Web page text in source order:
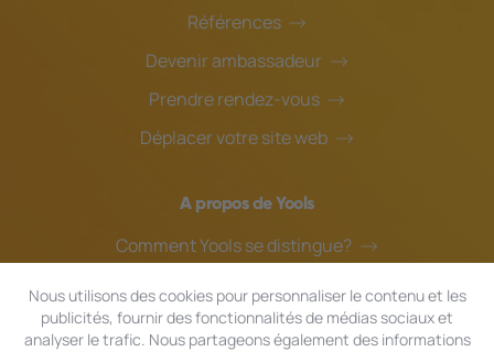
Références
Devenir ambassadeur
Prendre rendez-vous
Déplacer votre site web
A propos de Yools
Comment Yools se distingue?
Blog
Nous utilisons des cookies pour personnaliser le contenu et les
publicités, fournir des fonctionnalités de médias sociaux et
analyser le trafic. Nous partageons également des informations